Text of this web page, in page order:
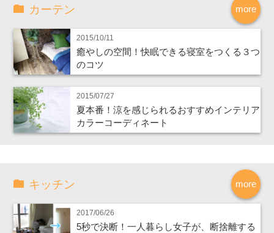
more
カーテン
2015/10/11
癒やしの空間！快眠できる寝室をつくる３つ
のコツ
2015/07/27
夏本番！涼を感じられるおすすめインテリア
カラーコーディネート
more
キッチン
2017/06/26
5秒で決断！一人暮らし女子が、断捨離する